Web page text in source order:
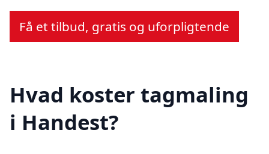
Få et tilbud, gratis og uforpligtende
Hvad koster tagmaling
i Handest?